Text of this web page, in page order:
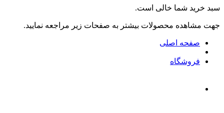
سبد خرید شما خالی است.
جهت مشاهده محصولات بیشتر به صفحات زیر مراجعه نمایید.
صفحه اصلی
فروشگاه